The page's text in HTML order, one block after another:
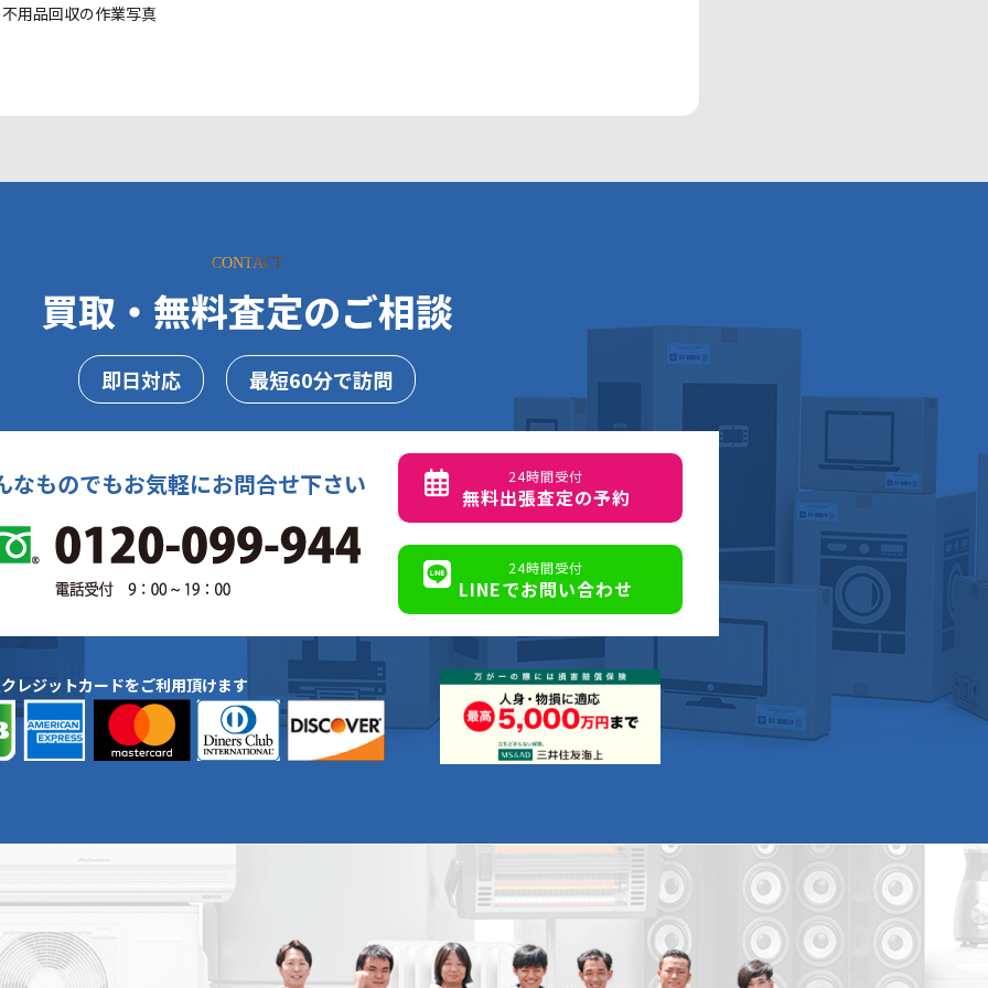
CONTACT
買取・無料査定のご相談
即日対応 最短60分で訪問
なものでもお気軽にお問合せ下さい 24時間受付
無料出張査定の予約
24時間受付
LINEでお問い合わせ
レジットカードをご利用頂けます